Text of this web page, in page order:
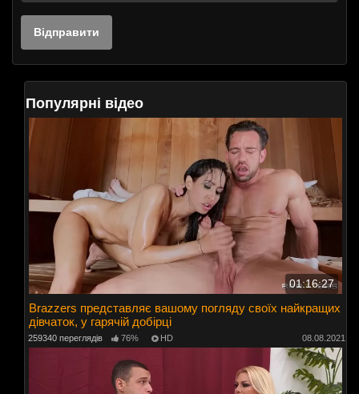
Популярні відео
01:16:27
Brazzers представляє вашому погляду своїх найкращих
дівчаток, у гарячій добірці
259340 переглядів 76% HD 08.08.2021